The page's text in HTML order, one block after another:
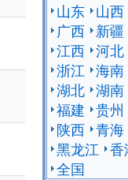
山东 山西
广西 新疆
江西 河北
浙江 海南
湖北 湖南
福建 贵州
陕西 青海
黑龙江 香
全国